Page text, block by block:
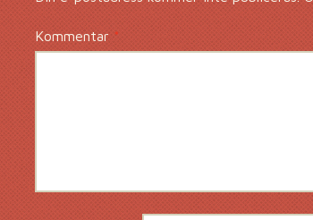
Kommentar*